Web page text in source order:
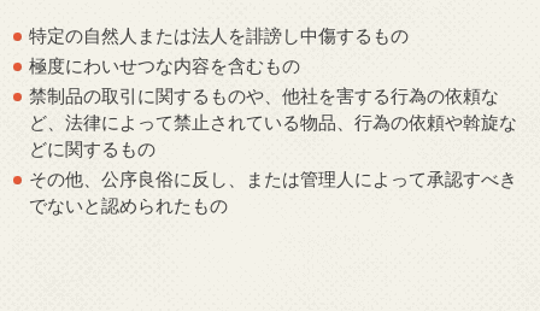
特定の自然人または法人を誹謗し中傷するもの
極度にわいせつな内容を含むもの
禁制品の取引に関するものや、他社を害する行為の依頼な
ど、法律によって禁止されている物品、行為の依頼や斡旋な
どに関するもの
その他、公序良俗に反し、または管理人によって承認すべき
でないと認められたもの